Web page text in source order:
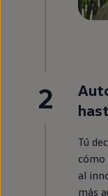
2
Tú
cómo
al
más